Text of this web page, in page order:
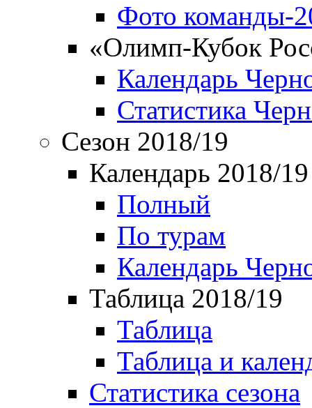
Фото команды-
«Олимп-Кубок
Календарь
Статистика
Сезон 2018/19
Календарь 2018/19
Полный
По турам
Календарь
Таблица 2018/19
Таблица
Таблица и
Статистика сезона